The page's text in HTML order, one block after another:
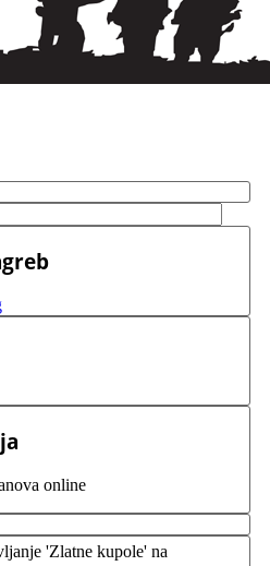
online
'Zlatne kupole' na